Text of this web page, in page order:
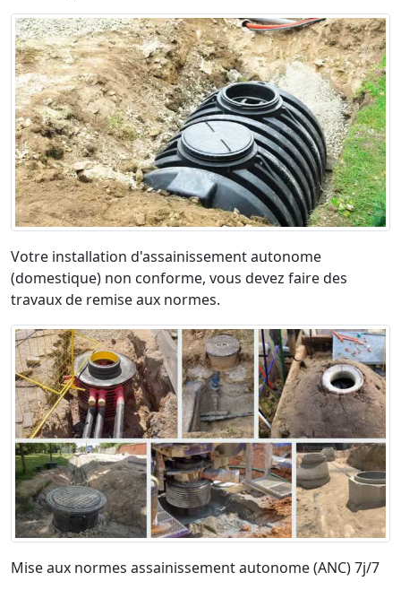
Votre installation d'assainissement autonome
(domestique) non conforme, vous devez faire des
travaux de remise aux normes.
Mise aux normes assainissement autonome (ANC) 7j/7